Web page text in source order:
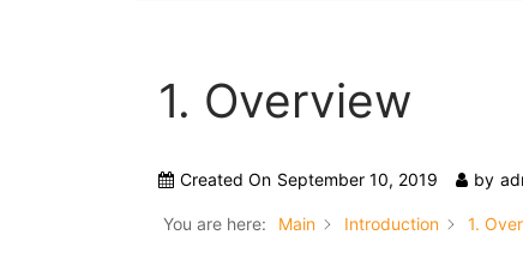
1. Overview
Created On September 10, 2019 by
You are here: Main Introduction 1.